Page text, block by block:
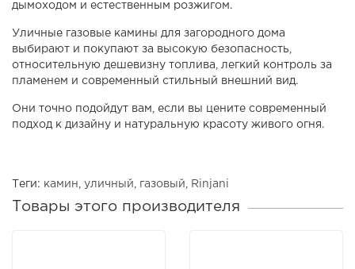
дымоходом и естественным розжигом.
Уличные газовые камины для загородного дома
выбирают и покупают за высокую безопасность,
относительную дешевизну топлива, легкий контроль за
пламенем и современный стильный внешний вид.
Они точно подойдут вам, если вы цените современный
подход к дизайну и натуральную красоту живого огня.
Теги: камин уличный газовый Rinjani
Товары этого производителя